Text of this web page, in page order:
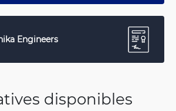
Engineers
disponibles